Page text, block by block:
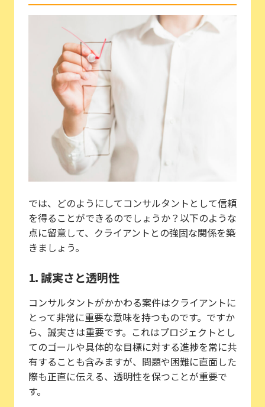
では、どのようにしてコンサルタントとして信頼
を得ることができるのでしょうか？以下のような
点に留意して、クライアントとの強固な関係を築
きましょう。
1. 誠実さと透明性
コンサルタントがかかわる案件はクライアントに
とって非常に重要な意味を持つものです。ですか
ら、誠実さは重要です。これはプロジェクトとし
てのゴールや具体的な目標に対する進捗を常に共
有することも含みますが、問題や困難に直面した
際も正直に伝える、透明性を保つことが重要で
す。